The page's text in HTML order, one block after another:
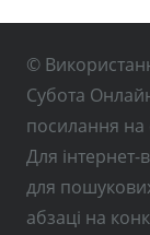
©
Субота
посилання
Для інтернет-
для
абзаці на